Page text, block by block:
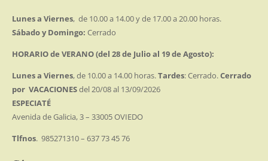
Lunes a Viernes, de 10.00 a 14.00 y de 17.00 a 20.00 horas.
Sábado y Domingo: Cerrado
HORARIO de VERANO (del 28 de Julio al 19 de Agosto):
Lunes a Viernes, de 10.00 a 14.00 horas.Tardes: Cerrado.Cerrado
por VACACIONESdel 20/08 al 13/09/2026
ESPECIATÉ
Avenida de Galicia, 3 – 33005 OVIEDO
Tlfnos. 985271310 – 637 73 45 76